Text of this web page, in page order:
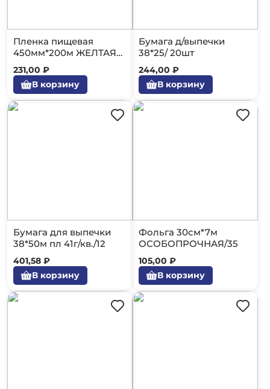
Пленка пищевая
450мм*200м ЖЕЛТАЯ
/12
231,00 ₽
В корзину
Бумага д/выпечки
38*25/ 20шт
244,00 ₽
В корзину
Бумага для выпечки
38*50м пл 41г/кв./12
401,58 ₽
В корзину
Фольга 30см*7м
ОСОБОПРОЧНАЯ/35
105,00 ₽
В корзину